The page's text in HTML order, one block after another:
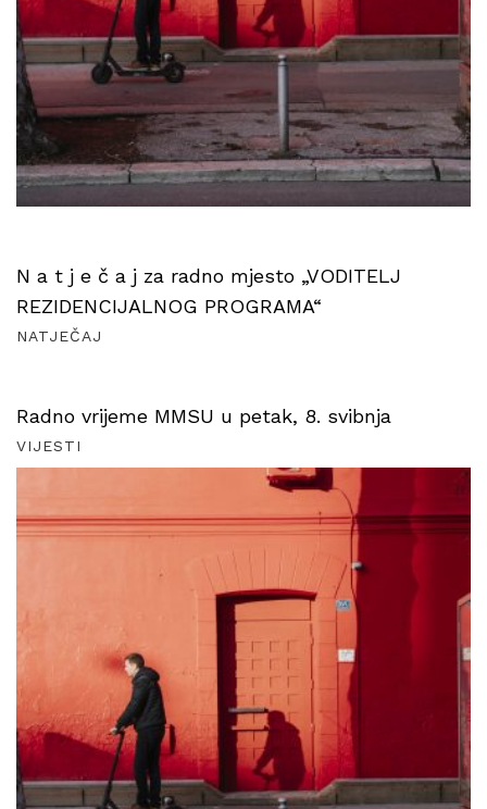
N a t j e č a j za radno mjesto „VODITELJ
REZIDENCIJALNOG PROGRAMA“
NATJEČAJ
Radno vrijeme MMSU u petak, 8. svibnja
VIJESTI